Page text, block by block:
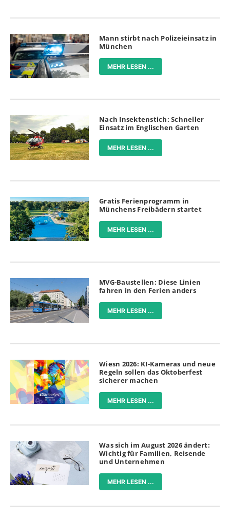
Mann stirbt nach Polizeieinsatz in
München
MEHR LESEN ...
Nach Insektenstich: Schneller
Einsatz im Englischen Garten
MEHR LESEN ...
Gratis Ferienprogramm in
Münchens Freibädern startet
MEHR LESEN ...
MVG-Baustellen: Diese Linien
fahren in den Ferien anders
MEHR LESEN ...
Wiesn 2026: KI-Kameras und neue
Regeln sollen das Oktoberfest
sicherer machen
MEHR LESEN ...
Was sich im August 2026 ändert:
Wichtig für Familien, Reisende
und Unternehmen
MEHR LESEN ...